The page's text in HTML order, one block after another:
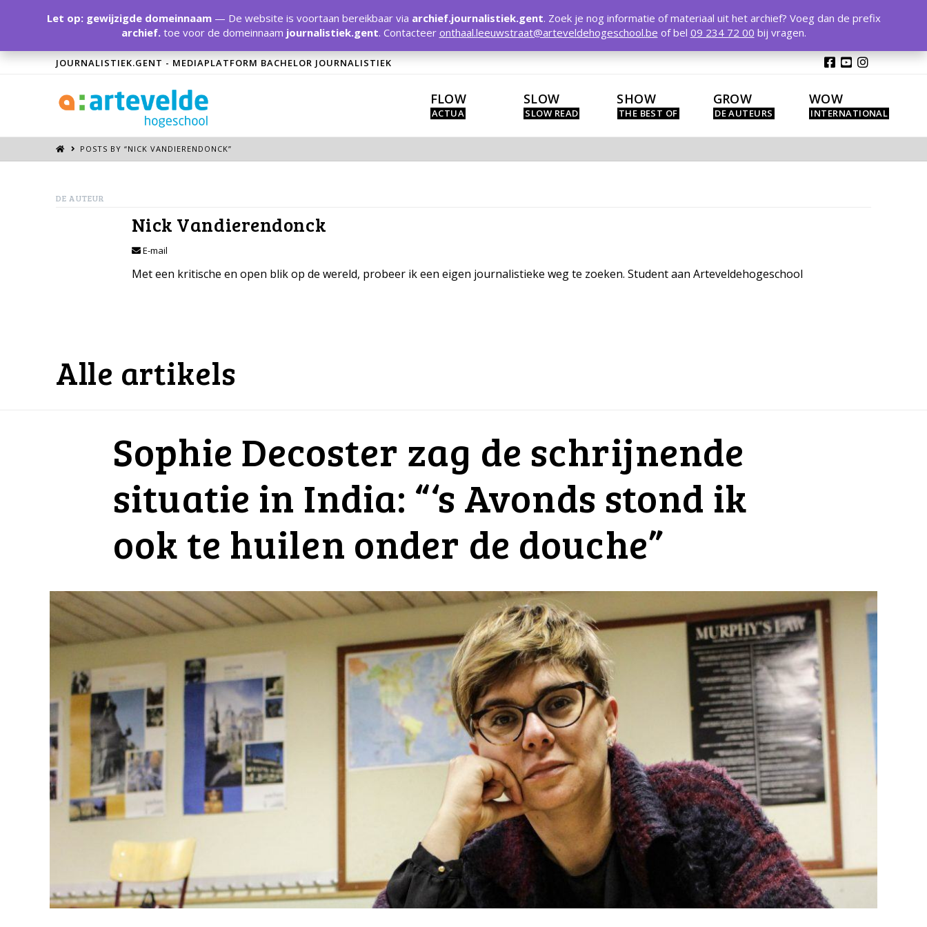
JOURNALISTIEK.GENT - MEDIAPLATFORM BACHELOR JOURNALISTIEK
FLOW SLOW SHOW GROW WOW
POSTS BY “NICK VANDIERENDONCK”
DE AUTEUR
Nick Vandierendonck
E-mail
Met een kritische en open blik op de wereld, probeer ik een eigen journalistieke weg te zoeken. Student aan Arteveldehogeschool
Alle artikels
Sophie Decoster zag de schrijnende
situatie in India: “‘s Avonds stond ik
ook te huilen onder de douche”
Let op: gewijzigde domeinnaam— De website is voortaan bereikbaar via archief.journalistiek.gent. Zoek je nog informatie of materiaal uit het archief? Voeg dan de prefix
archief.toe voor de domeinnaam journalistiek.gent. Contacteer onthaal.leeuwstraat@arteveldehogeschool.be of bel 09 234 72 00 bij vragen.